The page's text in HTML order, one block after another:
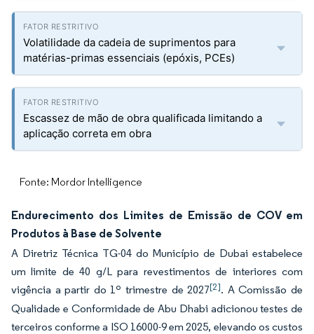
Volatilidade da cadeia de suprimentos para
matérias-primas essenciais (epóxis, PCEs)
Escassez de mão de obra qualificada limitando a
aplicação correta em obra
Fonte: Mordor Intelligence
Endurecimento dos Limites de Emissão de COV em
Produtos à Base de Solvente
A Diretriz Técnica TG-04 do Município de Dubai estabelece
um limite de 40 g/L para revestimentos de interiores com
vigência a partir do 1º trimestre de 2027[2]. A Comissão de
Qualidade e Conformidade de Abu Dhabi adicionou testes de
terceiros conforme a ISO 16000-9 em 2025, elevando os custos